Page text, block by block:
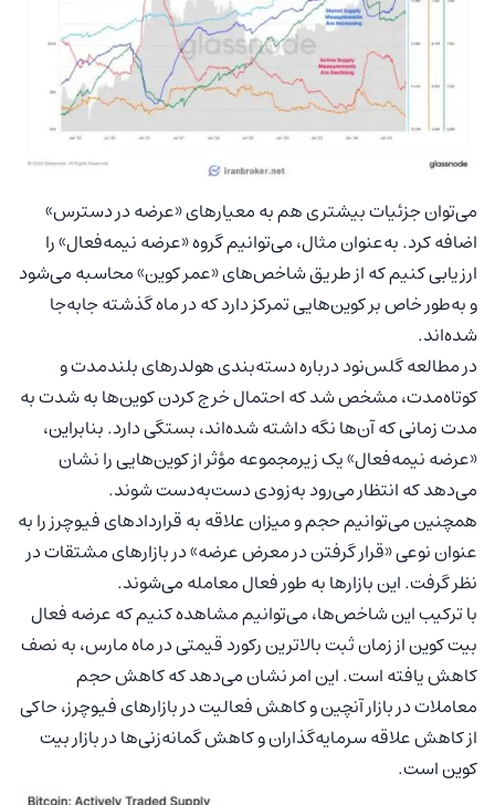
می‌توان جزئیات بیشتری هم به معیارهای «عرضه در دسترس»
اضافه کرد. به‌عنوان مثال، می‌توانیم گروه «عرضه نیمه‌فعال» را
ارزیابی کنیم که از طریق شاخص‌های «عمر کوین» محاسبه می‌شود
و به‌طور خاص بر کوین‌هایی تمرکز دارد که در ماه گذشته جابه‌جا
شده‌اند.
در مطالعه گلس‌نود درباره دسته‌بندی هولدرهای بلندمدت و
کوتاه‌مدت، مشخص شد که احتمال خرج کردن کوین‌ها به شدت به
مدت زمانی که آن‌ها نگه داشته شده‌اند، بستگی دارد. بنابراین،
«عرضه نیمه‌فعال» یک زیرمجموعه مؤثر از کوین‌هایی را نشان
می‌دهد که انتظار می‌رود به‌زودی دست‌به‌دست شوند.
همچنین می‌توانیم حجم و میزان علاقه به قراردادهای فیوچرز را به
عنوان نوعی «قرار گرفتن در معرض عرضه» در بازارهای مشتقات در
نظر گرفت. این بازارها به طور فعال معامله می‌شوند.
با ترکیب این شاخص‌ها، می‌توانیم مشاهده کنیم که عرضه فعال
بیت کوین از زمان ثبت بالاترین رکورد قیمتی در ماه مارس، به نصف
کاهش یافته است. این امر نشان می‌دهد که کاهش حجم
معاملات در بازار آنچین و کاهش فعالیت در بازارهای فیوچرز، حاکی
از کاهش علاقه سرمایه‌گذاران و کاهش گمانه‌زنی‌ها در بازار بیت
کوین است.